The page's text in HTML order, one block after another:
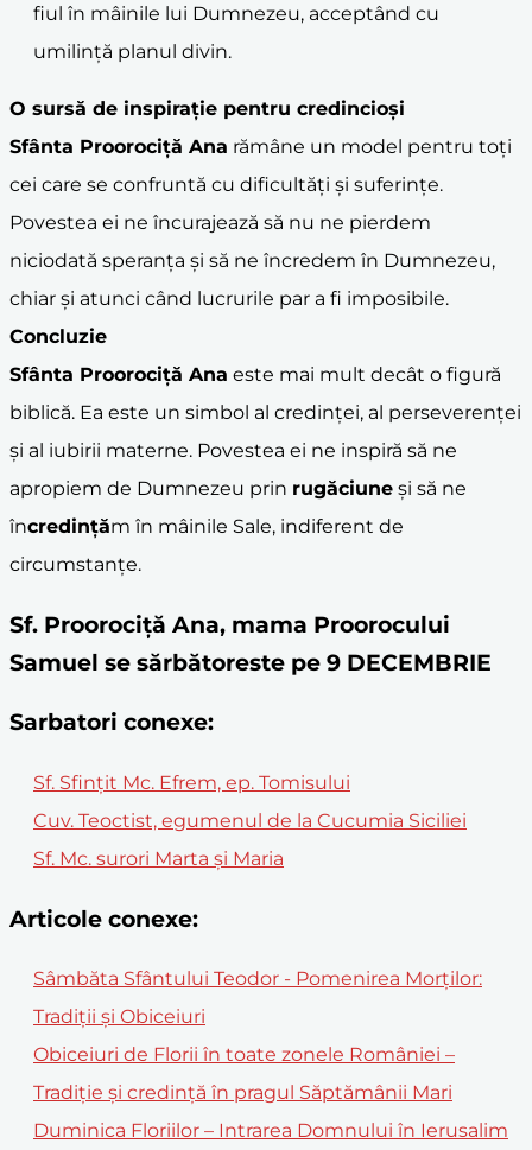
fiul în mâinile lui Dumnezeu, acceptând cu
umilință planul divin.
O sursă de inspirație pentru credincioși
Sfânta Proorociță Ana rămâne un model pentru toți
cei care se confruntă cu dificultăți și suferințe.
Povestea ei ne încurajează să nu ne pierdem
niciodată speranța și să ne încredem în Dumnezeu,
chiar și atunci când lucrurile par a fi imposibile.
Concluzie
Sfânta Proorociță Ana este mai mult decât o figură
biblică. Ea este un simbol al credinței, al perseverenței
și al iubirii materne. Povestea ei ne inspiră să ne
apropiem de Dumnezeu prin rugăciune și să ne
încredințăm în mâinile Sale, indiferent de
circumstanțe.
Sf. Proorociță Ana, mama Proorocului
Samuel se sărbătoreste pe 9 DECEMBRIE
Sarbatori conexe:
Sf. Sfințit Mc. Efrem, ep. Tomisului
Cuv. Teoctist, egumenul de la Cucumia Siciliei
Sf. Mc. surori Marta şi Maria
Articole conexe:
Sâmbăta Sfântului Teodor - Pomenirea Morților:
Tradiții și Obiceiuri
Obiceiuri de Florii în toate zonele României –
Tradiție și credință în pragul Săptămânii Mari
Duminica Floriilor – Intrarea Domnului în Ierusalim